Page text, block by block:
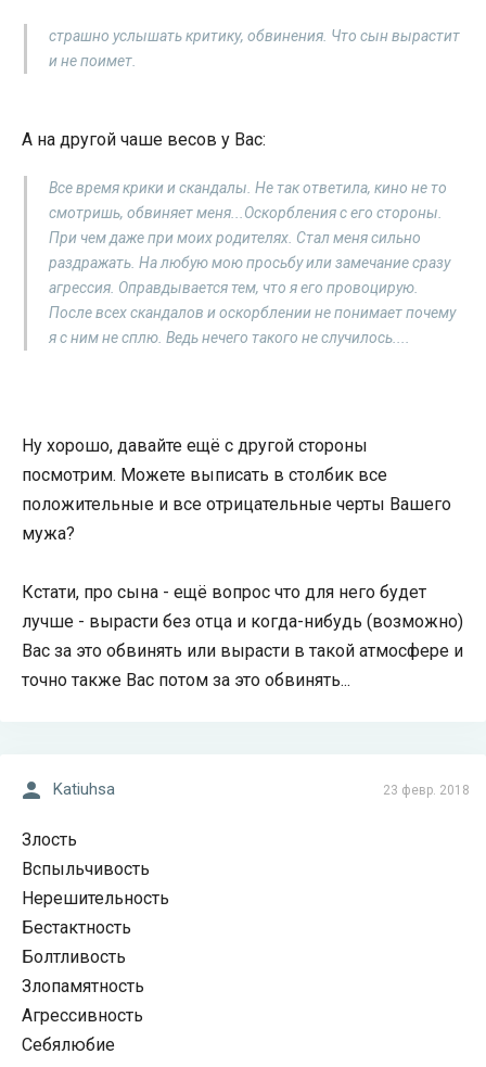
страшно услышать критику, обвинения. Что сын вырастит
и не поимет.
А на другой чаше весов у Вас:
Все время крики и скандалы. Не так ответила, кино не то
смотришь, обвиняет меня...Оскорбления с его стороны.
При чем даже при моих родителях. Стал меня сильно
раздражать. На любую мою просьбу или замечание сразу
агрессия. Оправдывается тем, что я его провоцирую.
После всех скандалов и оскорблении не понимает почему
я с ним не сплю. Ведь нечего такого не случилось....
Ну хорошо, давайте ещё с другой стороны
посмотрим. Можете выписать в столбик все
положительные и все отрицательные черты Вашего
мужа?
Кстати, про сына - ещё вопрос что для него будет
лучше - вырасти без отца и когда-нибудь (возможно)
Вас за это обвинять или вырасти в такой атмосфере и
точно также Вас потом за это обвинять...
23 февр. 2018
Katiuhsa
Злость
Вспыльчивость
Нерешительность
Бестактность
Болтливость
Злопамятность
Агрессивность
Себялюбие